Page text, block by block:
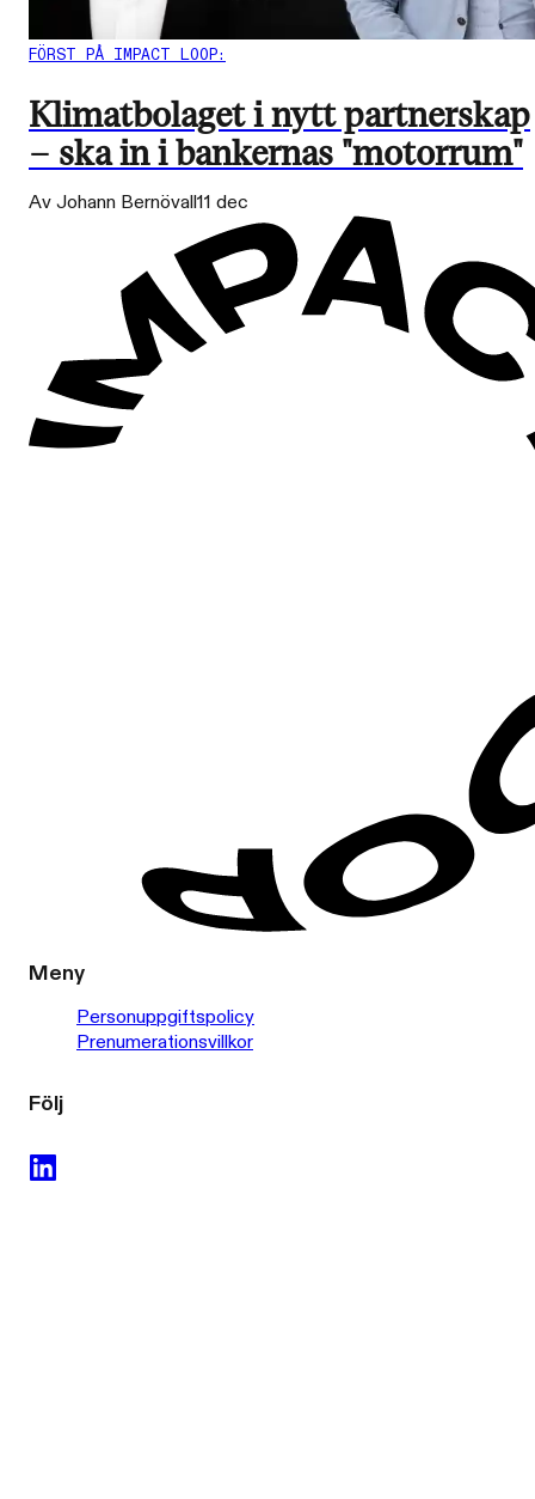
FÖRST PÅ IMPACT LOOP:
Klimatbolaget i nytt partnerskap
– ska in i bankernas "motorrum"
Av Johann Bernövall11 dec
Meny
Personuppgiftspolicy
Prenumerationsvillkor
Följ